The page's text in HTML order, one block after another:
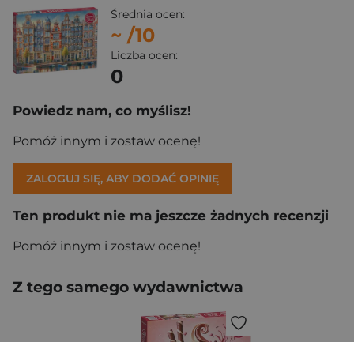
Średnia ocen:
~ /10
Liczba ocen:
0
Powiedz nam, co myślisz!
Pomóż innym i zostaw ocenę!
ZALOGUJ SIĘ, ABY DODAĆ OPINIĘ
Ten produkt nie ma jeszcze żadnych recenzji
Pomóż innym i zostaw ocenę!
Z tego samego wydawnictwa